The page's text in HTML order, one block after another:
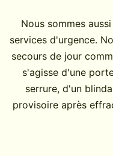
Nous sommes
services d'urgence.
secours de jour
s'agisse d'une
serrure, d'un
provisoire après